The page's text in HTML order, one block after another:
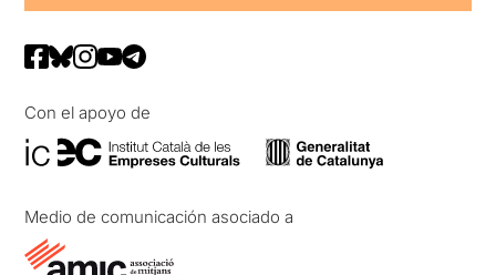
Con el apoyo de
Medio de comunicación asociado a